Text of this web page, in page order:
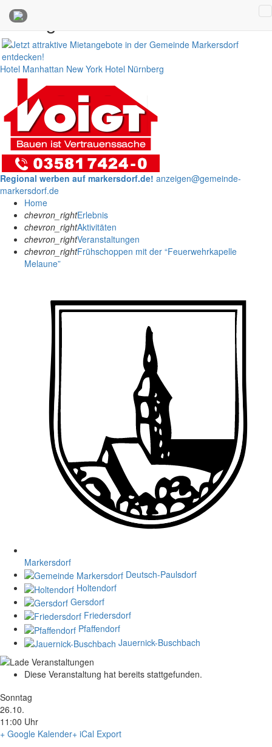
Anzeigen
Hotel Manhattan New York Hotel Nürnberg
Regional werben auf markersdorf.de! anzeigen@gemeinde-
markersdorf.de
Home
chevron_rightErlebnis
chevron_rightAktivitäten
chevron_rightVeranstaltungen
chevron_rightFrühschoppen mit der “Feuerwehrkapelle
Melaune”
Markersdorf
Deutsch-Paulsdorf
Holtendorf
Gersdorf
Friedersdorf
Pfaffendorf
Jauernick-Buschbach
Diese Veranstaltung hat bereits stattgefunden.
Sonntag
26.10.
11:00 Uhr
+ Google Kalender+ iCal Export